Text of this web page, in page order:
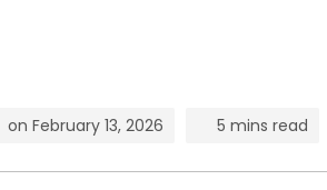
on February 13, 2026 5 mins read